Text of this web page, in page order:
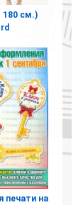
см.)
печати на